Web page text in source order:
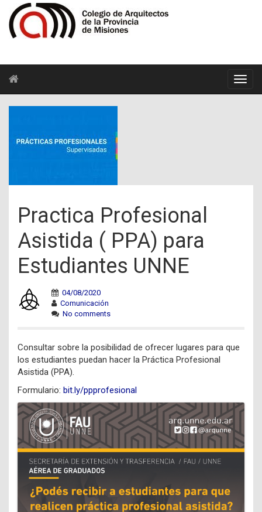
Practica Profesional
Asistida ( PPA) para
Estudiantes UNNE
04/08/2020
Comunicación
No comments
Consultar sobre la posibilidad de ofrecer lugares para que
los estudiantes puedan hacer la Práctica Profesional
Asistida (PPA).
Formulario: bit.ly/ppprofesional